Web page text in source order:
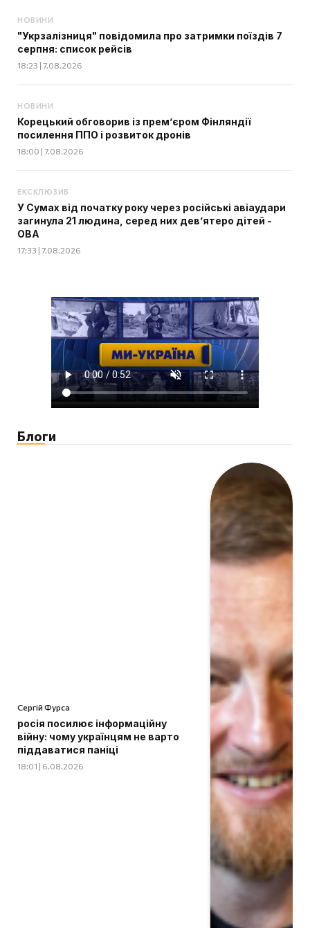
НОВИНИ
"Укрзалізниця" повідомила про затримки поїздів 7
серпня: список рейсів
18:23 | 7.08.2026
НОВИНИ
Корецький обговорив із прем’єром Фінляндії
посилення ППО і розвиток дронів
18:00 | 7.08.2026
ЕКСКЛЮЗИВ
У Сумах від початку року через російські авіаудари
загинула 21 людина, серед них дев’ятеро дітей -
ОВА
17:33 | 7.08.2026
Блоги
Сергій Фурса
росія посилює інформаційну
війну: чому українцям не варто
піддаватися паніці
18:01 | 6.08.2026